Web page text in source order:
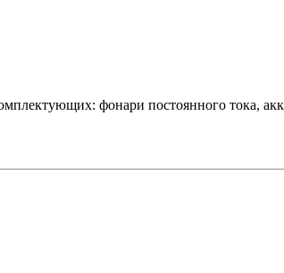
фонари постоянного тока,